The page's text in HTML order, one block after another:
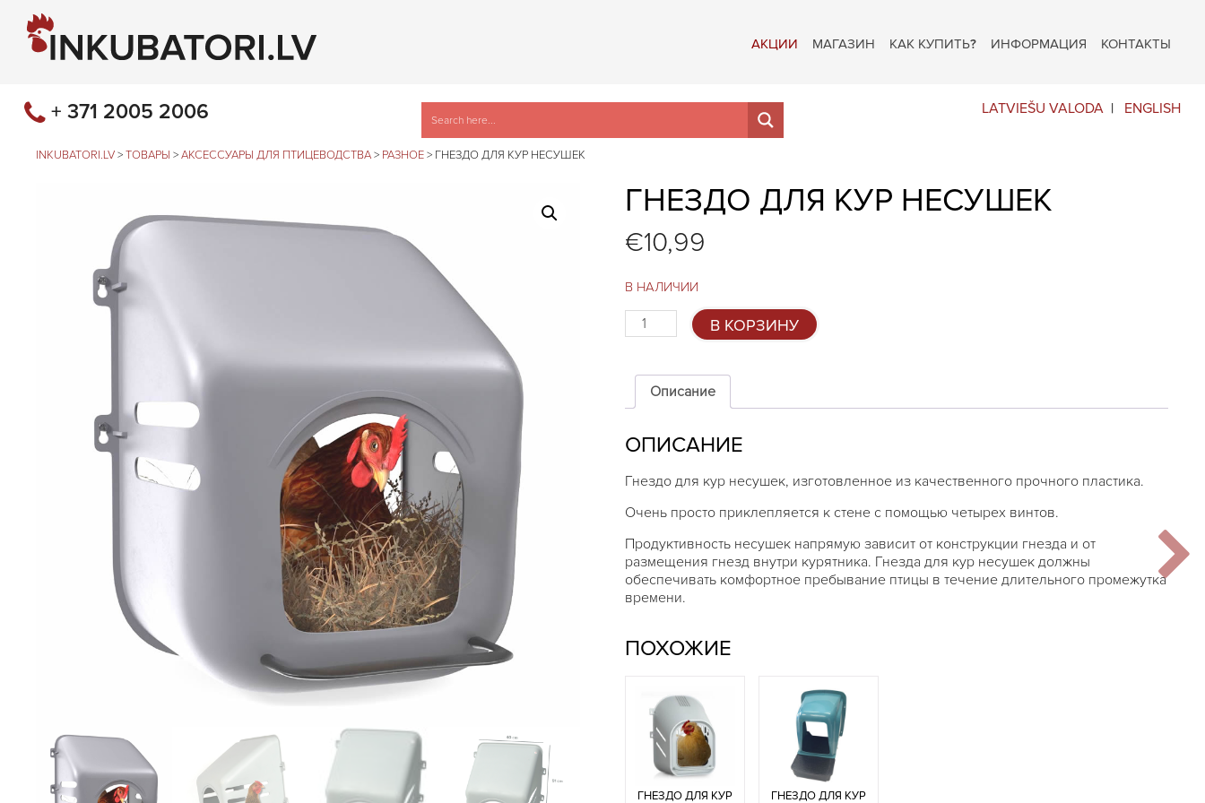
АКЦИИ МАГАЗИН КАК КУПИТЬ? ИНФОРМАЦИЯ КОНТАКТЫ
LATVIEŠU VALODA ENGLISH
+ 371 2005 2006
INKUBATORI.LV > ТОВАРЫ > АКСЕССУАРЫ ДЛЯ ПТИЦЕВОДСТВА > РАЗНОЕ > ГНЕЗДО ДЛЯ КУР НЕСУШЕК
ГНЕЗДО ДЛЯ КУР НЕСУШЕК
€10,99
В НАЛИЧИИ
Количество
товара
для
несушек
В КОРЗИНУ
Описание
ОПИСАНИЕ
Гнездо для кур несушек, изготовленное из качественного прочного пластика.
Очень просто приклепляется к стене с помощью четырех винтов.
Продуктивность несушек напрямую зависит от конструкции гнезда и от
размещения гнезд внутри курятника. Гнезда для кур несушек должны
обеспечивать комфортное пребывание птицы в течение длительного промежутка
времени.
ПОХОЖИЕ
ГНЕЗДО ДЛЯ КУР
ГНЕЗДО ДЛЯ КУР